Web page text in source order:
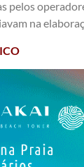
pelos
na